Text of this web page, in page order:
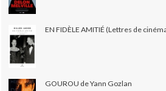
EN FIDÈLE AMITIÉ (Lettres de
GOUROU de Yann Gozlan